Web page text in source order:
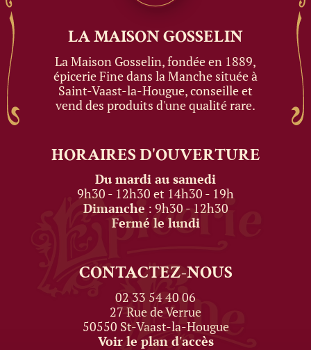
LA MAISONGOSSELIN
La Maison Gosselin, fondée en 1889,
épicerie Fine dans la Manche située à
Saint-Vaast-la-Hougue, conseille et
vend des produits d'une qualité rare.
HORAIRESD'OUVERTURE
Du mardi au samedi
9h30 - 12h30 et 14h30 - 19h
Dimanche : 9h30 - 12h30
Fermé le lundi
CONTACTEZ-NOUS
02 33 54 40 06
27 Rue de Verrue
50550 St-Vaast-la-Hougue
Voir le plan d'accès